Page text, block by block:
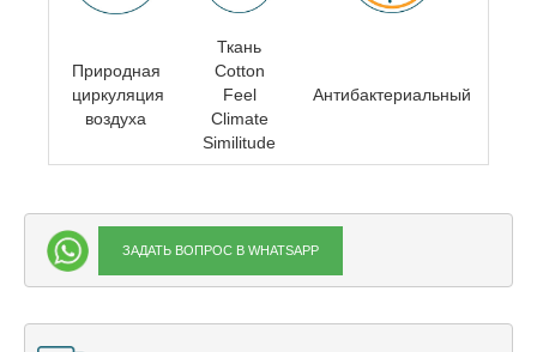
Природная
циркуляция
воздуха
Ткань
Cotton
Feel
Climate
Similitude
Антибактериальный
ЗАДАТЬ ВОПРОС В WHATSAPP